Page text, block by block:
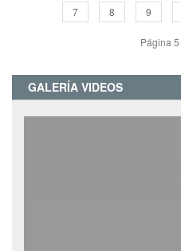
7
8 9
Página
GALERÍA VIDEOS